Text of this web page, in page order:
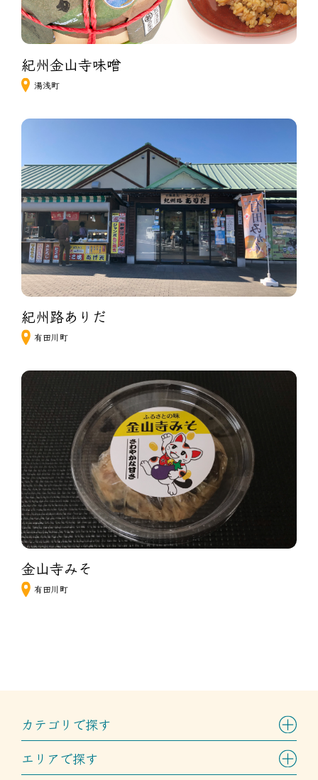
紀州金山寺味噌
湯浅町
紀州路ありだ
有田川町
金山寺みそ
有田川町
カテゴリで探す
エリアで探す